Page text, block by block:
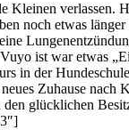
Kleinen verlassen.
noch etwas
ist war etwas
in der
Zuhause nach
glücklichen